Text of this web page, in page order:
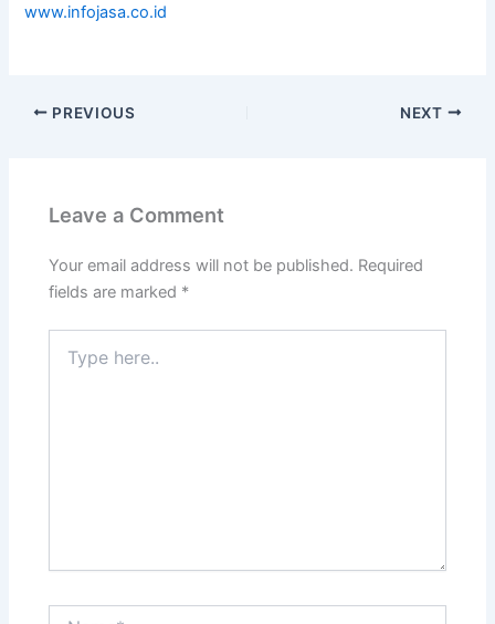
www.infojasa.co.id
PREVIOUS NEXT
Leave a Comment
Your email address will not be published. Required
fields are marked *
here..